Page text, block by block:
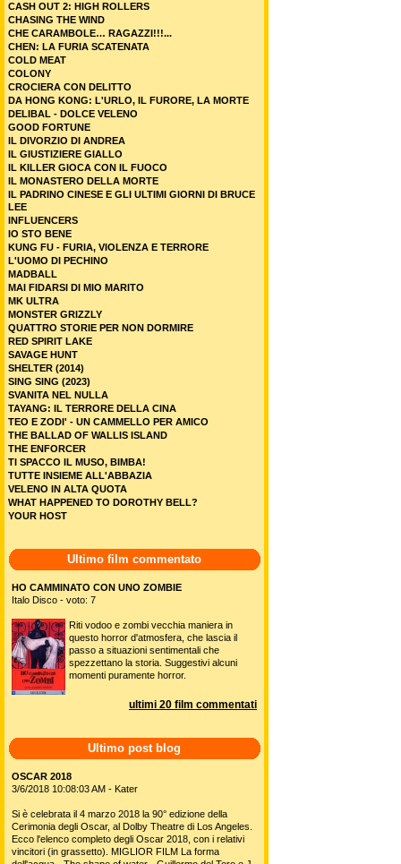
CASH OUT 2: HIGH ROLLERS
CHASING THE WIND
CHE CARAMBOLE… RAGAZZI!!!...
CHEN: LA FURIA SCATENATA
COLD MEAT
COLONY
CROCIERA CON DELITTO
DA HONG KONG: L'URLO, IL FURORE, LA MORTE
DELIBAL - DOLCE VELENO
GOOD FORTUNE
IL DIVORZIO DI ANDREA
IL GIUSTIZIERE GIALLO
IL KILLER GIOCA CON IL FUOCO
IL MONASTERO DELLA MORTE
IL PADRINO CINESE E GLI ULTIMI GIORNI DI BRUCE
LEE
INFLUENCERS
IO STO BENE
KUNG FU - FURIA, VIOLENZA E TERRORE
L'UOMO DI PECHINO
MADBALL
MAI FIDARSI DI MIO MARITO
MK ULTRA
MONSTER GRIZZLY
QUATTRO STORIE PER NON DORMIRE
RED SPIRIT LAKE
SAVAGE HUNT
SHELTER (2014)
SING SING (2023)
SVANITA NEL NULLA
TAYANG: IL TERRORE DELLA CINA
TEO E ZODI' - UN CAMMELLO PER AMICO
THE BALLAD OF WALLIS ISLAND
THE ENFORCER
TI SPACCO IL MUSO, BIMBA!
TUTTE INSIEME ALL'ABBAZIA
VELENO IN ALTA QUOTA
WHAT HAPPENED TO DOROTHY BELL?
YOUR HOST
Ultimo film commentato
HO CAMMINATO CON UNO ZOMBIE
Italo Disco - voto: 7
Riti vodoo e zombi vecchia maniera in
questo horror d'atmosfera, che lascia il
passo a situazioni sentimentali che
spezzettano la storia. Suggestivi alcuni
momenti puramente horror.
ultimi 20 film commentati
Ultimo post blog
OSCAR 2018
3/6/2018 10:08:03 AM - Kater
Si è celebrata il 4 marzo 2018 la 90° edizione della
Cerimonia degli Oscar, al Dolby Theatre di Los Angeles.
Ecco l'elenco completo degli Oscar 2018, con i relativi
vincitori (in grassetto). MIGLIOR FILM La forma